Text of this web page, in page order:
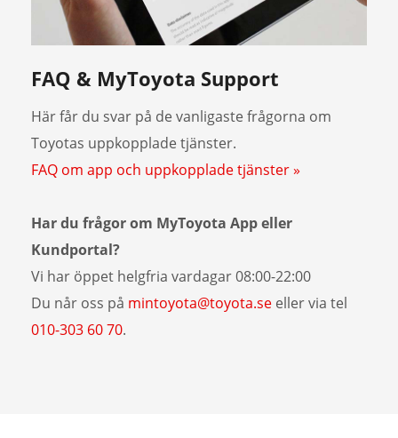
FAQ & MyToyota Support
Här får du svar på de vanligaste frågorna om
Toyotas uppkopplade tjänster.
FAQ om app och uppkopplade tjänster »
Har du frågor om MyToyota App eller
Kundportal?
Vi har öppet helgfria vardagar 08:00-22:00
Du når oss på mintoyota@toyota.se eller via tel
010-303 60 70.